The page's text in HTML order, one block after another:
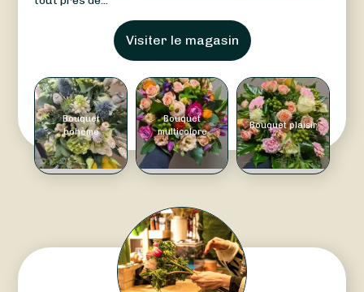
Visiter le magasin
Bouquet
bohème
Bouquet
multicolore
Bouquet plaisir